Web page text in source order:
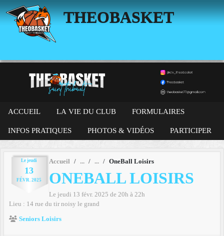
THEOBASKET
ACCUEIL LA VIE DU CLUB FORMULAIRES
INFOS PRATIQUES PHOTOS & VIDÉOS PARTICIPER
Le jeudi
13
FÉVR. 2025
Accueil OneBall Loisirs
ONEBALL LOISIRS
Le jeudi 13 févr. 2025 de 20h à 22h
Lieu : 14 rue du tir noisy le grand
Seniors Loisirs
Panneau de gestion des cookies